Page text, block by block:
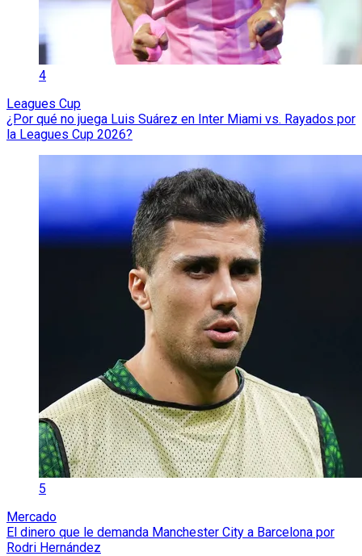
4
Leagues Cup
¿Por qué no juega Luis Suárez en Inter Miami vs. Rayados por
la Leagues Cup 2026?
5
Mercado
El dinero que le demanda Manchester City a Barcelona por
Rodri Hernández